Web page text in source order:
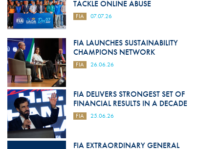
TACKLE ONLINE ABUSE
FIA 07.07.26
FIA LAUNCHES SUSTAINABILITY
CHAMPIONS NETWORK
FIA 26.06.26
FIA DELIVERS STRONGEST SET OF
FINANCIAL RESULTS IN A DECADE
FIA 25.06.26
FIA EXTRAORDINARY GENERAL